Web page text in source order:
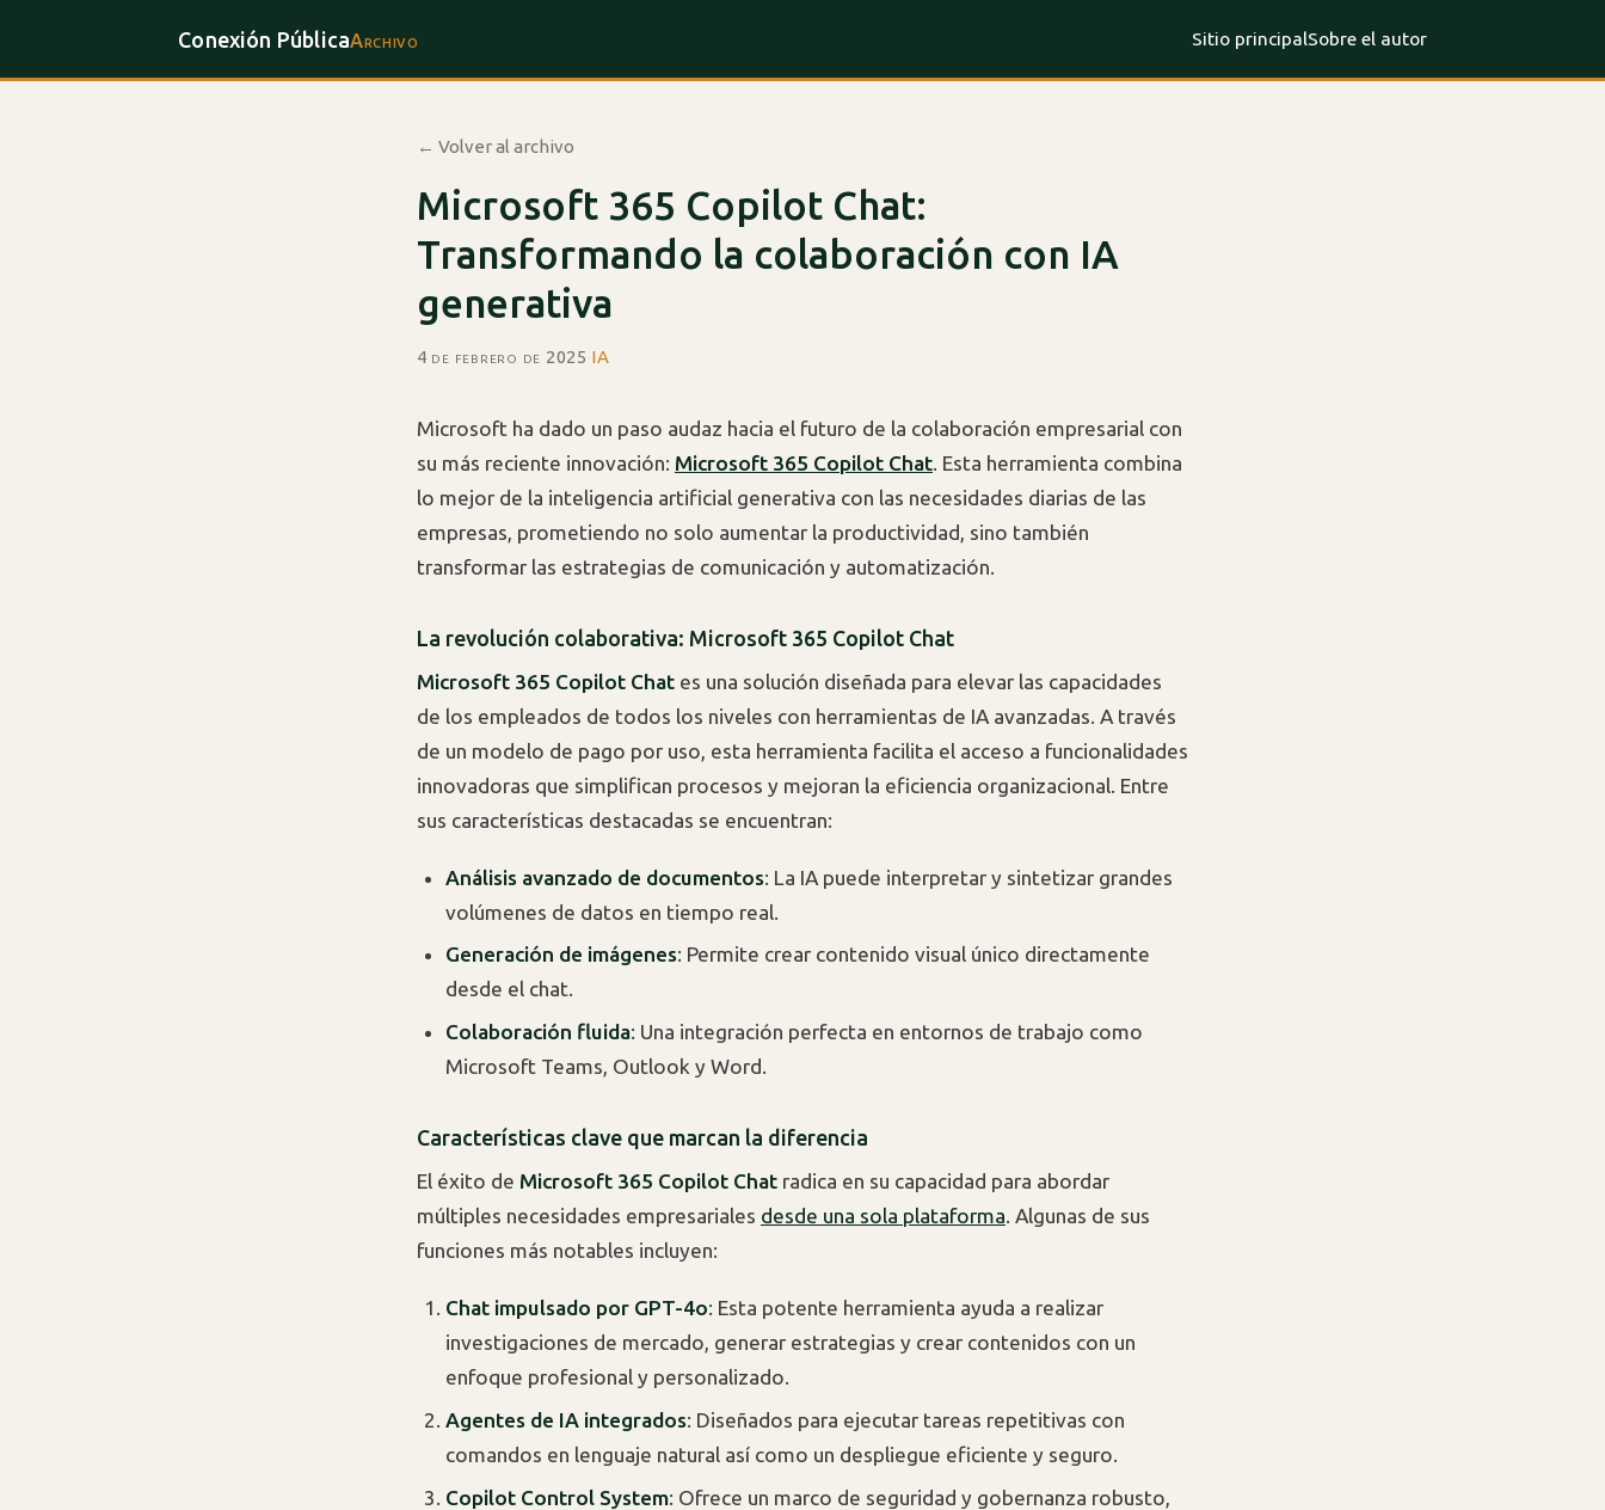
Conexión PúblicaArchivo Sitio principalSobre el autor
← Volver al archivo
Microsoft 365 Copilot Chat:
Transformando la colaboración con IA
generativa
4 de febrero de 2025·IA
Microsoft ha dado un paso audaz hacia el futuro de la colaboración empresarial con
su más reciente innovación: Microsoft 365 Copilot Chat . Esta herramienta combina
lo mejor de la inteligencia artificial generativa con las necesidades diarias de las
empresas, prometiendo no solo aumentar la productividad, sino también
transformar las estrategias de comunicación y automatización.
La revolución colaborativa: Microsoft 365 Copilot Chat
Microsoft 365 Copilot Chat es una solución diseñada para elevar las capacidades
de los empleados de todos los niveles con herramientas de IA avanzadas. A través
de un modelo de pago por uso, esta herramienta facilita el acceso a funcionalidades
innovadoras que simplifican procesos y mejoran la eficiencia organizacional. Entre
sus características destacadas se encuentran:
Análisis avanzado de documentos: La IA puede interpretar y sintetizar grandes
volúmenes de datos en tiempo real.
Generación de imágenes: Permite crear contenido visual único directamente
desde el chat.
Colaboración fluida: Una integración perfecta en entornos de trabajo como
Microsoft Teams, Outlook y Word.
Características clave que marcan la diferencia
El éxito de Microsoft 365 Copilot Chat radica en su capacidad para abordar
múltiples necesidades empresariales desde una sola plataforma. Algunas de sus
funciones más notables incluyen:
Chat impulsado por GPT-4o: Esta potente herramienta ayuda a realizar
investigaciones de mercado, generar estrategias y crear contenidos con un
enfoque profesional y personalizado.
Agentes de IA integrados: Diseñados para ejecutar tareas repetitivas con
comandos en lenguaje natural así como un despliegue eficiente y seguro.
Copilot Control System: Ofrece un marco de seguridad y gobernanza robusto,